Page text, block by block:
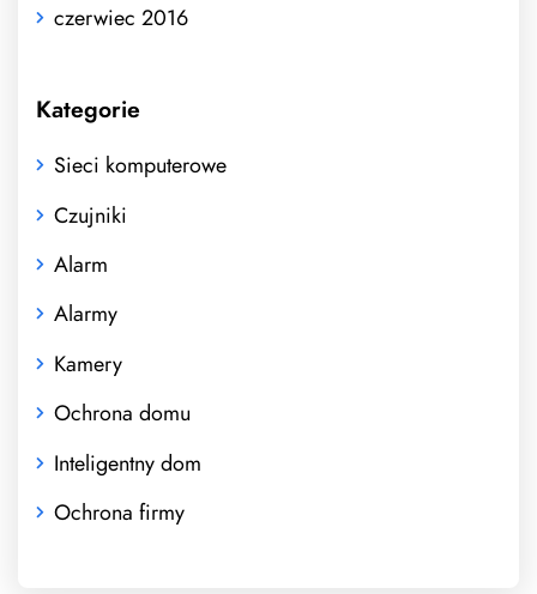
czerwiec 2016
Kategorie
Sieci komputerowe
Czujniki
Alarm
Alarmy
Kamery
Ochrona domu
Inteligentny dom
Ochrona firmy